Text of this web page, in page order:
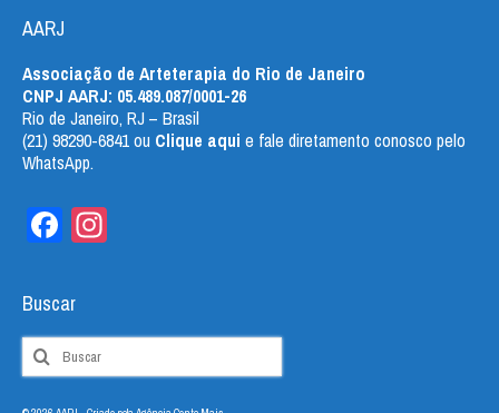
AARJ
Associação de Arteterapia do Rio de Janeiro
CNPJ AARJ: 05.489.087/0001-26
Rio de Janeiro, RJ – Brasil
(21) 98290-6841 ou Clique aqui e fale diretamento conosco pelo
WhatsApp.
Facebook
Buscar
Buscar
por: